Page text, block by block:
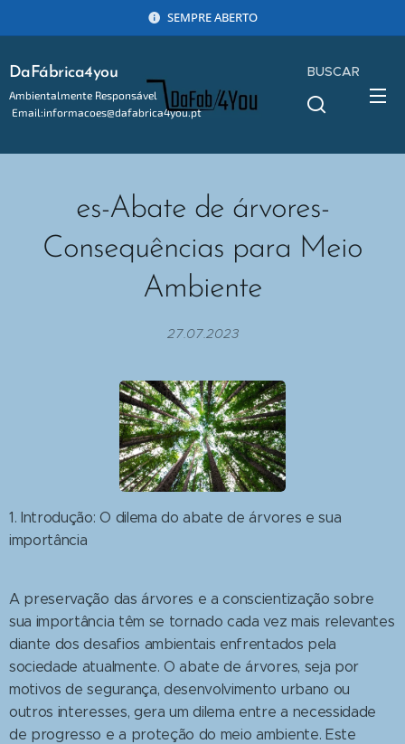
SEMPRE ABERTO
DaFábrica4you
Ambientalmente Responsável
Email:informacoes@dafabrica4you.pt
BUSCAR
es-Abate de árvores-
Consequências para Meio
Ambiente
27.07.2023
1. Introdução: O dilema do abate de árvores e sua
importância
A preservação das árvores e a conscientização sobre
sua importância têm se tornado cada vez mais relevantes
diante dos desafios ambientais enfrentados pela
sociedade atualmente. O abate de árvores, seja por
motivos de segurança, desenvolvimento urbano ou
outros interesses, gera um dilema entre a necessidade
de progresso e a proteção do meio ambiente. Este